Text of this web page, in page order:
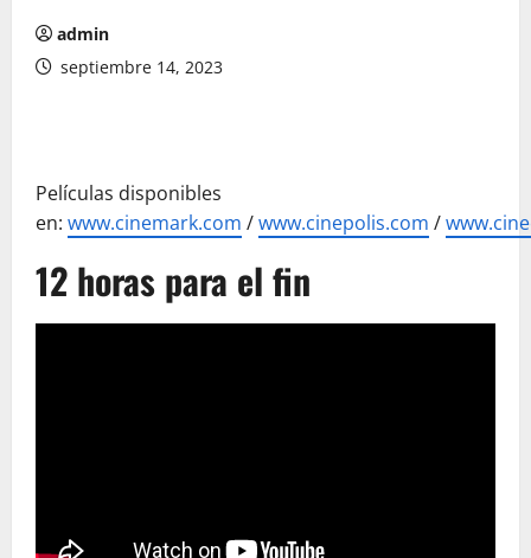
admin
septiembre 14, 2023
Películas disponibles
en: www.cinemark.com /www.cinepolis.com /
12 horas para el fin